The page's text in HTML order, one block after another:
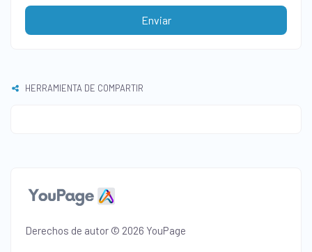
Enviar
HERRAMIENTA DE COMPARTIR
Derechos de autor © 2026 YouPage